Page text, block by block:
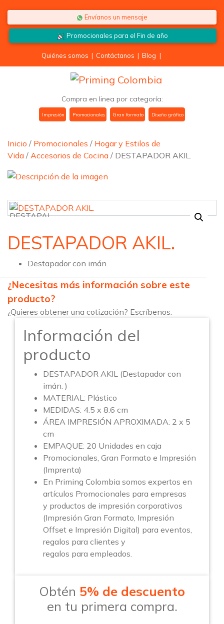
Envíanos un mensaje
Promocionales para elFin de año
Quiénes somos | Contáctanos | Blog |
Compra en linea por categoría:
Impresión Promocionales Gran formato Diseño gráfico
Inicio / Promocionales / Hogar y Estilos de
Vida / Accesorios de Cocina / DESTAPADOR AKIL.
DESTAPADOR AKIL.
Destapador con imán.
¿Necesitas más información sobre este
producto?
¿Quieres obtener una cotización? Escríbenos:
Información del
producto
DESTAPADOR AKIL (Destapador con
imán. )
MATERIAL: Plástico
MEDIDAS: 4.5 x 8.6 cm
ÁREA IMPRESIÓN APROXIMADA: 2 x 5
cm
EMPAQUE: 20 Unidades en caja
Promocionales, Gran Formato e Impresión
(Imprenta)
En Priming Colombia somos expertos en
artículos Promocionales para empresas
y productos de impresión corporativos
(Impresión Gran Formato, Impresión
Offset e Impresión Digital) para eventos,
regalos para clientes y
regalos para empleados.
Obtén 5% de descuento
en tu primera compra.